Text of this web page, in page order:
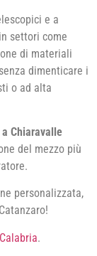
e a
settori come
di materiali
dimenticare i
o ad alta
Chiaravalle
del mezzo più
personalizzata,
.